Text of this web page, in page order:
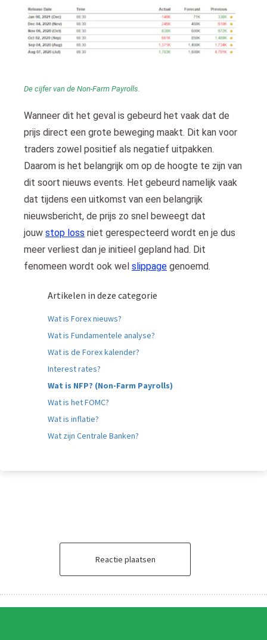
De cijfer van de Non-Farm Payrolls.
Wanneer dit het geval is gebeurd het vaak dat de
prijs direct een grote beweging maakt. Dit kan voor
traders zowel positief als negatief uitpakken.
Daarom is het belangrijk om op de hoogte te zijn van
dit soort nieuws events. Het gebeurd namelijk vaak
dat tijdens een uitkomst van een belangrijk
nieuwsbericht, de prijs zo snel beweegt dat
jouw stop loss niet gerespecteerd wordt en je dus
meer verliest dan je initieel gepland had. Dit
fenomeen wordt ook wel slippage genoemd.
Artikelen in deze categorie
Wat is Forex nieuws?
Wat is Fundamentele analyse?
Wat is de Forex kalender?
Interest rates?
Wat is NFP? (Non-Farm Payrolls)
Wat is het FOMC?
Wat is inflatie?
Wat zijn Centrale Banken?
Reactie plaatsen